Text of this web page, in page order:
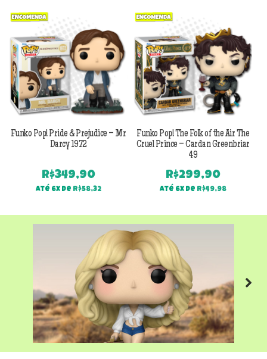
Funko Pop! Pride & Prejudice – Mr
Darcy 1972
R$349,90
Até 6x de R$58,32
Funko Pop! The Folk of the Air The
Cruel Prince – Cardan Greenbriar
49
R$299,90
Até 6x de R$49,98
Next